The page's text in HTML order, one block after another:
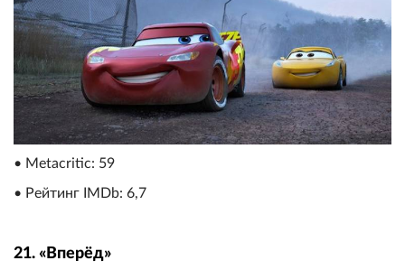
• Metacritic: 59
• Рейтинг IMDb: 6,7
21. «Вперёд»